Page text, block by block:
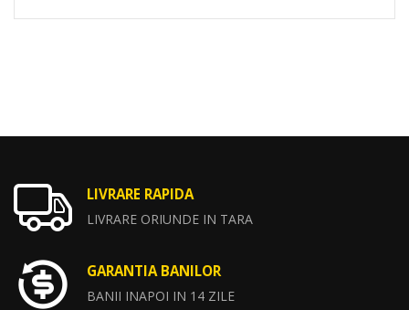
LIVRARE RAPIDA
LIVRARE ORIUNDE IN TARA
GARANTIA BANILOR
BANII INAPOI IN 14 ZILE